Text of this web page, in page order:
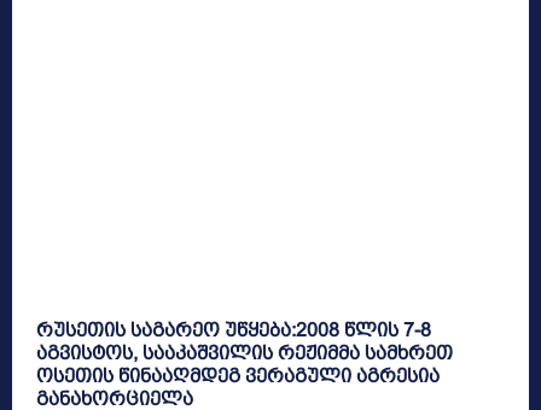
რუსეთის საგარეო უწყება:2008 წლის 7-8
აგვისტოს, სააკაშვილის რეჟიმმა სამხრეთ
ოსეთის წინააღმდეგ ვერაგული აგრესია
განახორციელა